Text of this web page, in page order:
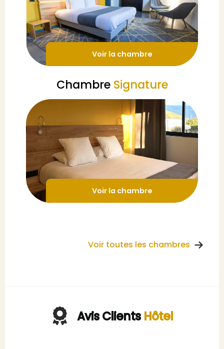
Voir la chambre
ChambreSignature
Voir la chambre
Voir toutes les chambres
Avis Clients Hôtel